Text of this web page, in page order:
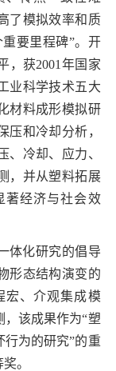
了模拟效率和质
要里程碑”。开
，获2001 年国家
业科学技术五大
材料成形模拟研
压和冷却分析，
、冷却、应力、
，并从塑料拓展
著经济与社会效
体化研究的倡导
形态结构演变的
宏、介观集成模
该成果作为“塑
为的研究”的重
。